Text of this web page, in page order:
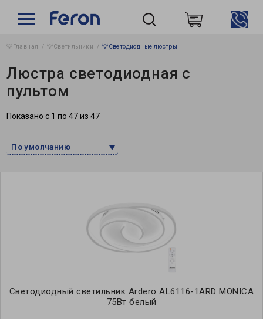
💡Главная 💡Светильники 💡Светодиодные люстры
Люстра светодиодная с
пультом
Показано с 1 по 47 из 47
По умолчанию
Светодиодный светильник Ardero AL6116-1ARD MONICA
75Вт белый